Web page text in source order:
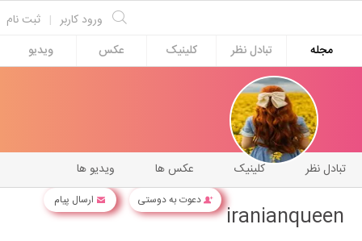
ثبت نام | ورود کاربر
مجله
تبادل نظر کلینیک عکس ویدیو
دعوت به دوستی ارسال پیام
ویدیو ها عکس ها کلینیک تبادل نظر
iranianqueen